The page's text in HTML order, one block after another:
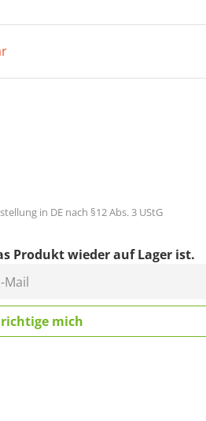
in DE nach §12 Abs. 3 UStG
Produkt wieder auf Lager ist.
mich